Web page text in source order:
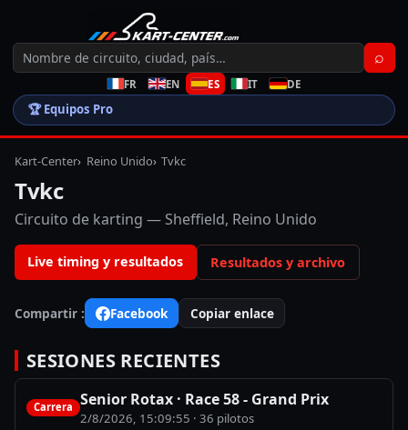
⌕
🏆Equipos Pro
FR EN ES IT DE
Kart-Center Reino Unido Tvkc
Tvkc
Circuito de karting — Sheffield, Reino Unido
Live timing y resultados Resultados y archivo
Compartir : Facebook Copiar enlace
SESIONES RECIENTES
Carrera Senior Rotax · Race 58 - Grand Prix
2/8/2026, 15:09:55 · 36 pilotos